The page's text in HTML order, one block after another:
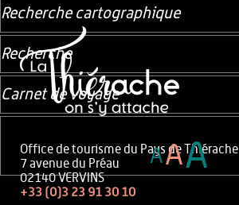
Office de tourisme du Pays de Thiérache
7 avenue du Préau
02140 VERVINS
+33 (0)3 23 91 30 10
Recherche cartographique
Recherche
Carnet de voyage
AAA